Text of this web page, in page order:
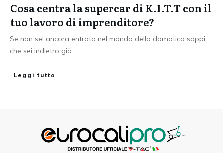
Cosa centra la supercar di K.I.T.T con il
tuo lavoro di imprenditore?
Se non sei ancora entrato nel mondo della domotica sappi
che sei indietro già ...
Leggi tutto